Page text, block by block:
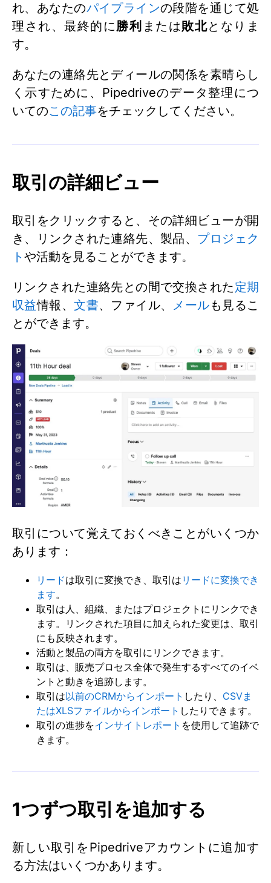
れ、あなたのパイプラインの段階を通じて処
理され、最終的に勝利 または敗北となりま
す。
あなたの連絡先とディールの関係を素晴らし
く示すために、Pipedriveのデータ整理につ
いてのこの記事をチェックしてください。
取引の詳細ビュー
取引をクリックすると、その詳細ビューが開
き、リンクされた連絡先、製品、 プロジェク
ト や活動を見ることができます。
リンクされた連絡先との間で交換された定期
収益情報、文書、ファイル、 メールも見るこ
とができます。
取引について覚えておくべきことがいくつか
あります：
リードは取引に変換でき、取引は リードに変換でき
ます。
取引は人、組織、またはプロジェクトにリンクでき
ます。リンクされた項目に加えられた変更は、取引
にも反映されます。
活動と製品の両方を取引にリンクできます。
取引は、販売プロセス全体で発生するすべてのイベ
ントと動きを追跡します。
取引は以前のCRMからインポート したり、 CSVま
たはXLSファイルからインポート したりできます。
取引の進捗をインサイトレポート を使用して追跡で
きます。
1つずつ取引を追加する
新しい取引をPipedriveアカウントに追加す
る方法はいくつかあります。